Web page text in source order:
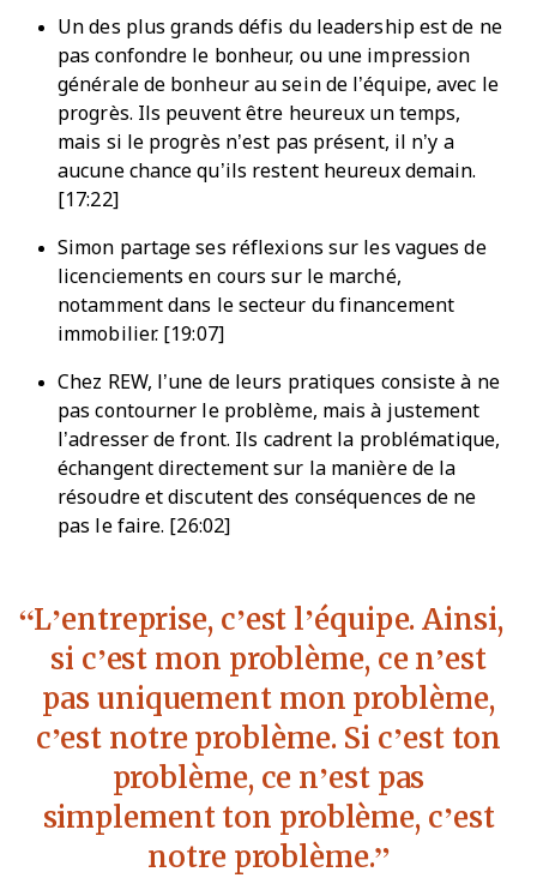
Un des plus grands défis du leadership est de ne
pas confondre le bonheur, ou une impression
générale de bonheur au sein de l’équipe, avec le
progrès. Ils peuvent être heureux un temps,
mais si le progrès n’est pas présent, il n’y a
aucune chance qu’ils restent heureux demain.
[17:22]
Simon partage ses réflexions sur les vagues de
licenciements en cours sur le marché,
notamment dans le secteur du financement
immobilier. [19:07]
Chez REW, l’une de leurs pratiques consiste à ne
pas contourner le problème, mais à justement
l’adresser de front. Ils cadrent la problématique,
échangent directement sur la manière de la
résoudre et discutent des conséquences de ne
pas le faire. [26:02]
L’entreprise, c’est l’équipe. Ainsi,
si c’est mon problème, ce n’est
pas uniquement mon problème,
c’est notre problème. Si c’est ton
problème, ce n’est pas
simplement ton problème, c’est
notre problème.